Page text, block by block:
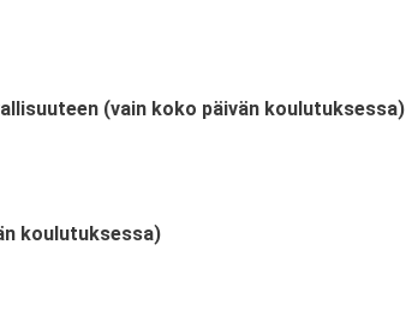
(vain koko päivän koulutuksessa)
koulutuksessa)